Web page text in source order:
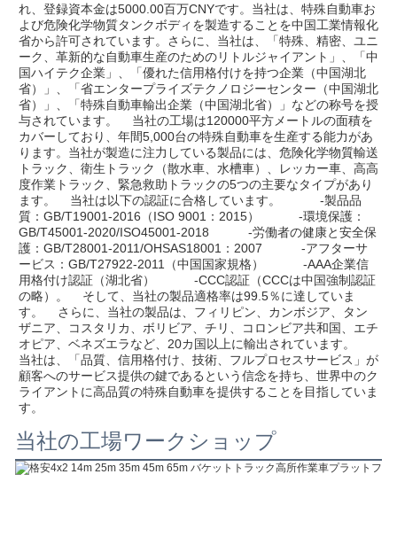
れ、登録資本金は5000.00百万CNYです。当社は、特殊自動車お
よび危険化学物質タンクボディを製造することを中国工業情報化
省から許可されています。さらに、当社は、「特殊、精密、ユニ
ーク、革新的な自動車生産のためのリトルジャイアント」、「中
国ハイテク企業」、「優れた信用格付けを持つ企業（中国湖北
省）」、「省エンタープライズテクノロジーセンター（中国湖北
省）」、「特殊自動車輸出企業（中国湖北省）」などの称号を授
与されています。    当社の工場は120000平方メートルの面積を
カバーしており、年間5,000台の特殊自動車を生産する能力があ
ります。当社が製造に注力している製品には、危険化学物質輸送
トラック、衛生トラック（散水車、水槽車）、レッカー車、高高
度作業トラック、緊急救助トラックの5つの主要なタイプがあり
ます。    当社は以下の認証に合格しています。           -製品品
質：GB/T19001-2016（ISO 9001：2015）           -環境保護：
GB/T45001-2020/ISO45001-2018           -労働者の健康と安全保
護：GB/T28001-2011/OHSAS18001：2007           -アフターサ
ービス：GB/T27922-2011（中国国家規格）           -AAA企業信
用格付け認証（湖北省）           -CCC認証（CCCは中国強制認証
の略）。    そして、当社の製品適格率は99.5％に達していま
す。    さらに、当社の製品は、フィリピン、カンボジア、タン
ザニア、コスタリカ、ボリビア、チリ、コロンビア共和国、エチ
オピア、ベネズエラなど、20カ国以上に輸出されています。
当社は、「品質、信用格付け、技術、フルプロセスサービス」が
顧客へのサービス提供の鍵であるという信念を持ち、世界中のク
ライアントに高品質の特殊自動車を提供することを目指していま
す。
当社の工場ワークショップ